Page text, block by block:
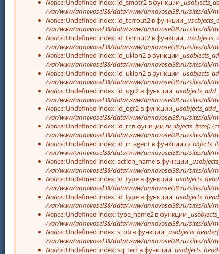
Notice: Undefined index: id_smotr2 в функции
/var/www/annovosel38/data/www/annovosel38.ru/sites/all/
Notice: Undefined index: id_terrout2 в функции
/var/www/annovosel38/data/www/annovosel38.ru/sites/all/
Notice: Undefined index: id_terrout2 в функции
/var/www/annovosel38/data/www/annovosel38.ru/sites/all/
Notice: Undefined index: id_uklon2 в функции
/var/www/annovosel38/data/www/annovosel38.ru/sites/all/
Notice: Undefined index: id_uklon2 в функции
/var/www/annovosel38/data/www/annovosel38.ru/sites/all/
Notice: Undefined index: id_ogr2 в функции
/var/www/annovosel38/data/www/annovosel38.ru/sites/all/
Notice: Undefined index: id_ogr2 в функции
/var/www/annovosel38/data/www/annovosel38.ru/sites/all/
Notice: Undefined index: id_rr в функцииrv_objects_item()
/var/www/annovosel38/data/www/annovosel38.ru/sites/all/
Notice: Undefined index: id_rr_agent в функции
/var/www/annovosel38/data/www/annovosel38.ru/sites/all/
Notice: Undefined index: action_name в функции
/var/www/annovosel38/data/www/annovosel38.ru/sites/all/
Notice: Undefined index: id_type в функции
/var/www/annovosel38/data/www/annovosel38.ru/sites/all/
Notice: Undefined index: id_type в функции
/var/www/annovosel38/data/www/annovosel38.ru/sites/all/
Notice: Undefined index: type_name2 в функции
/var/www/annovosel38/data/www/annovosel38.ru/sites/all/
Notice: Undefined index: s_ob в функции
/var/www/annovosel38/data/www/annovosel38.ru/sites/all/
Notice: Undefined index: sq_terr в функции